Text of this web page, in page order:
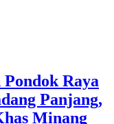
Raya
Panjang,
Minang